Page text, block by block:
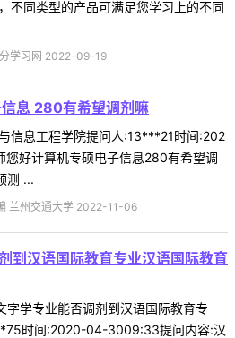
不同类型的产品可满足您学习上的不同
学习网 2022-09-19
息 280有希望调剂嘛
信息工程学院提问人:13***21时间:202
好计算机专硕电子信息280有希望调
测 ...
兰州交通大学 2022-11-06
到汉语国际教育专业汉语国际教育
字学专业能否调剂到汉语国际教育专
时间:2020-04-3009:33提问内容:汉